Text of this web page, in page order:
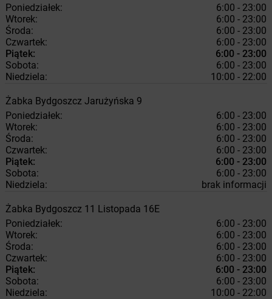
Poniedziałek:
6:00 - 23:00
Wtorek:
6:00 - 23:00
Środa:
6:00 - 23:00
Czwartek:
6:00 - 23:00
Piątek:
6:00 - 23:00
Sobota:
6:00 - 23:00
Niedziela:
10:00 - 22:00
Żabka Bydgoszcz Jarużyńska 9
Poniedziałek:
6:00 - 23:00
Wtorek:
6:00 - 23:00
Środa:
6:00 - 23:00
Czwartek:
6:00 - 23:00
Piątek:
6:00 - 23:00
Sobota:
6:00 - 23:00
Niedziela:
brak informacji
Żabka Bydgoszcz 11 Listopada 16E
Poniedziałek:
6:00 - 23:00
Wtorek:
6:00 - 23:00
Środa:
6:00 - 23:00
Czwartek:
6:00 - 23:00
Piątek:
6:00 - 23:00
Sobota:
6:00 - 23:00
Niedziela:
10:00 - 22:00